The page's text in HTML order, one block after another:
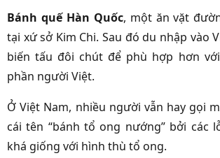
Bánh quế Hàn Quốc, một ăn vặt
tại xứ sở Kim Chi. Sau đó du nhập vào
biến tấu đôi chút để phù hợp hơn
phần người Việt.
Ở Việt Nam, nhiều người vẫn hay gọi
cái tên “bánh tổ ong nướng” bởi các
khá giống với hình thù tổ ong.